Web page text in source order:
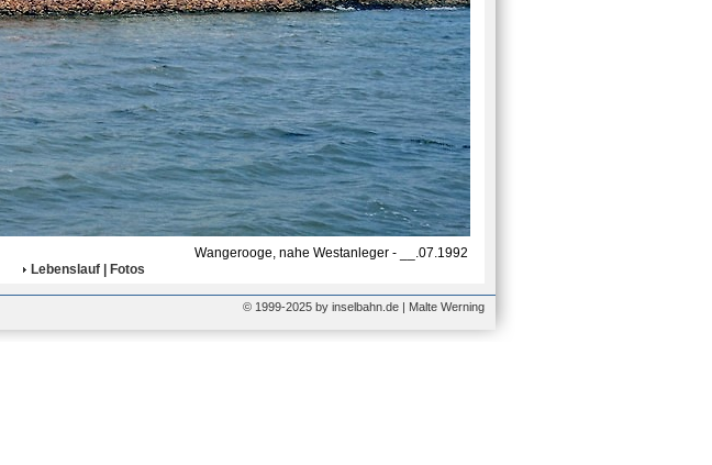
Wangerooge, nahe Westanleger - __.07.1992
Lebenslauf | Fotos
© 1999-2025 by inselbahn.de | Malte Werning